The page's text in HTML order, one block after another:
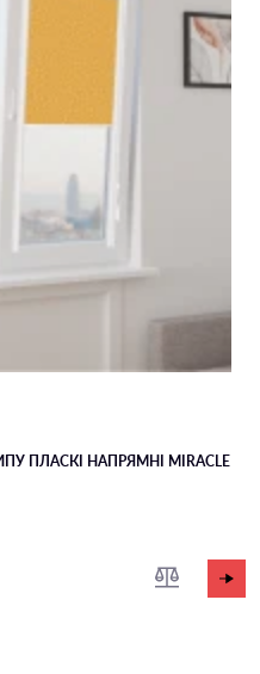
ПЛАСКІ НАПРЯМНІ MIRACLE